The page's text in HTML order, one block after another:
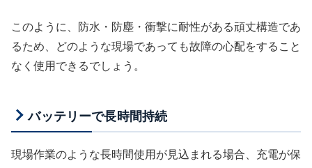
このように、防水・防塵・衝撃に耐性がある頑丈構造であ
るため、どのような現場であっても故障の心配をすること
なく使用できるでしょう。
バッテリーで長時間持続
現場作業のような長時間使用が見込まれる場合、充電が保